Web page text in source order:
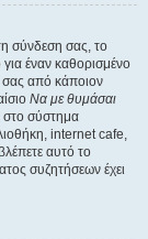
σύνδεση σας, το
έναν καθορισμένο
σας από κάποιον
Να με θυμάσαι
στο σύστημα
internet cafe,
αυτό το
συζητήσεων έχει